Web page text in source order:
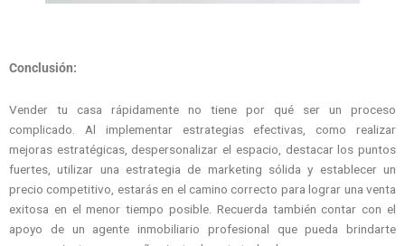
Conclusión:
Vender tu casa rápidamente no tiene por qué ser un proceso
complicado. Al implementar estrategias efectivas, como realizar
mejoras estratégicas, despersonalizar el espacio, destacar los puntos
fuertes, utilizar una estrategia de marketing sólida y establecer un
precio competitivo, estarás en el camino correcto para lograr una venta
exitosa en el menor tiempo posible. Recuerda también contar con el
apoyo de un agente inmobiliario profesional que pueda brindarte